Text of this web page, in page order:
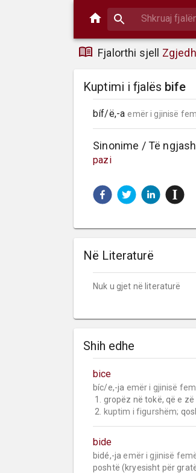
Fjalorthi sjell
Kuptimi i fjalës bife
bíf/ë,-a emër i gjinisë
Sinonime / Të
pazi
Në Literaturë
Nuk u gjet në literaturë
Shih edhe
bice
bíc/e,-ja emër i gjinisë
2.
kuptim i figurshëm;
bide
bidé,-ja emër i gjinisë
poshtë (kryesisht për